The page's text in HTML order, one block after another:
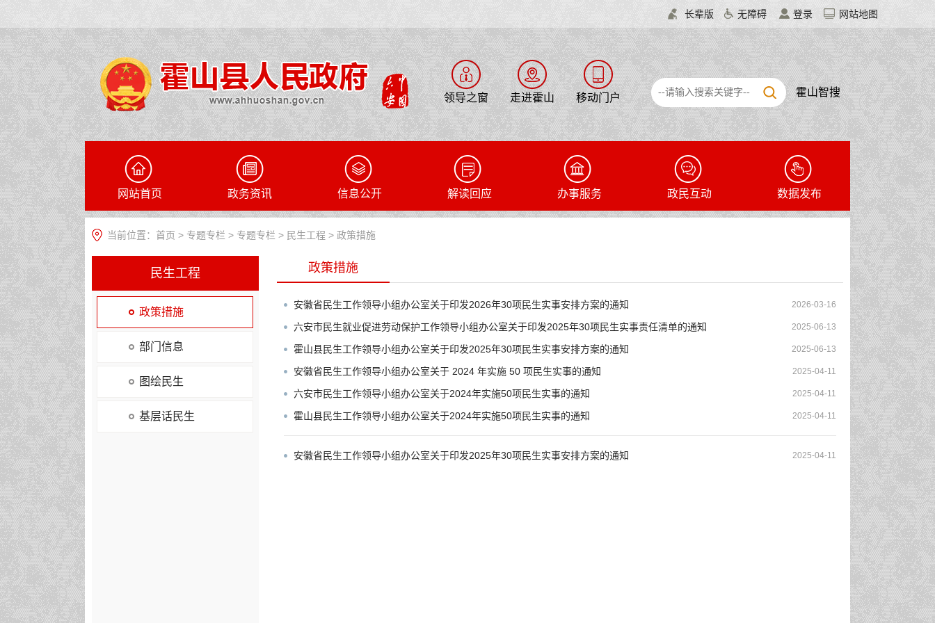
长辈版 无障碍 登录 网站地图
领导之窗 走进霍山 移动门户 霍山智搜
网站首页 政务资讯 信息公开 解读回应 办事服务 政民互动 数据发布
当前位置： 首页 > 专题专栏 > 专题专栏 > 民生工程 > 政策措施
民生工程
政策措施
部门信息
图绘民生
基层话民生
政策措施
安徽省民生工作领导小组办公室关于印发2026年30项民生实事安排方案的通知 2026-03-16
六安市民生就业促进劳动保护工作领导小组办公室关于印发2025年30项民生实事责任清单的通知 2025-06-13
霍山县民生工作领导小组办公室关于印发2025年30项民生实事安排方案的通知 2025-06-13
安徽省民生工作领导小组办公室关于 2024 年实施 50 项民生实事的通知 2025-04-11
六安市民生工作领导小组办公室关于2024年实施50项民生实事的通知 2025-04-11
霍山县民生工作领导小组办公室关于2024年实施50项民生实事的通知 2025-04-11
安徽省民生工作领导小组办公室关于印发2025年30项民生实事安排方案的通知 2025-04-11